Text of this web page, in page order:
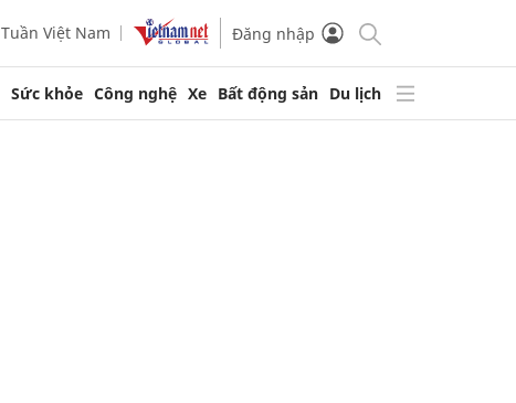
Tuần Việt Nam Đăng nhập
Sức khỏe Công nghệ Xe Bất động sản Du lịch